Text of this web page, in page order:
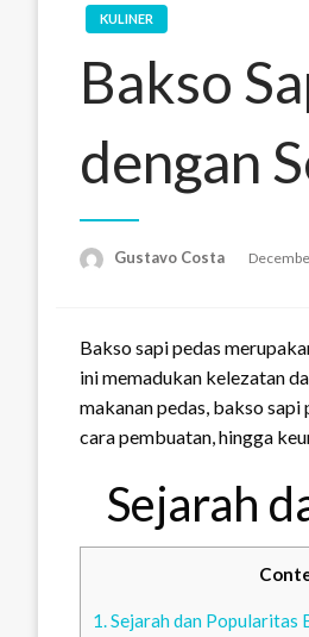
KULINER
Bakso
dengan
Gustavo Costa
Posted
Bakso sapi pedas
ini memadukan kelezatan
makanan pedas, bakso
cara pembuatan, hingga
Sejarah
1.Sejarah dan Popularitas